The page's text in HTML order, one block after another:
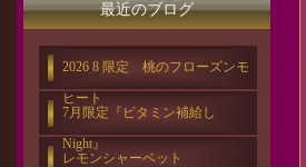
最近のブログ
2026 8 限定 桃のフローズンモ
ヒート
7月限定『ビタミン補給し
Night』
レモンシャーベット